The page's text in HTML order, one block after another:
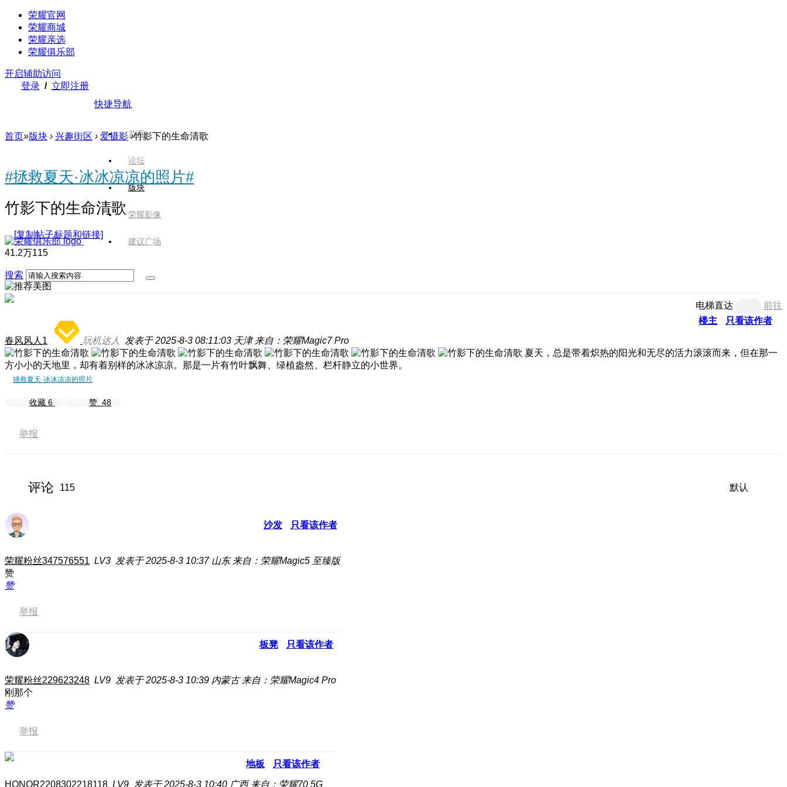
荣耀官网
荣耀商城
荣耀亲选
荣耀俱乐部
开启辅助访问
登录 / 立即注册
快捷导航
首页
论坛
版块
荣耀影像
建议广场
搜索
首页»版块 › 兴趣街区 › 爱摄影 ›竹影下的生命清歌
#拯救夏天·冰冰凉凉的照片#
竹影下的生命清歌
[复制帖子标题和链接]
41.2万115
电梯直达
前往
楼主
只看该作者
春风风人1
玩机达人 发表于 2025-8-3 08:11:03 天津 来自：荣耀Magic7 Pro
夏天，总是带着炽热的阳光和无尽的活力滚滚而来，但在那一
方小小的天地里，却有着别样的冰冰凉凉。那是一片有竹叶飘舞、绿植盎然、栏杆静立的小世界。
拯救夏天·冰冰凉凉的照片
收藏 6 赞 48
举报
评论 115 默认
沙发 只看该作者
荣耀粉丝347576551 LV3 发表于 2025-8-3 10:37 山东 来自：荣耀Magic5 至臻版
赞
赞
举报
板凳 只看该作者
荣耀粉丝229623248 LV9 发表于 2025-8-3 10:39 内蒙古 来自：荣耀Magic4 Pro
刚那个
赞
举报
地板 只看该作者
HONOR2208302218118 LV9 发表于 2025-8-3 10:40 广西 来自：荣耀70 5G